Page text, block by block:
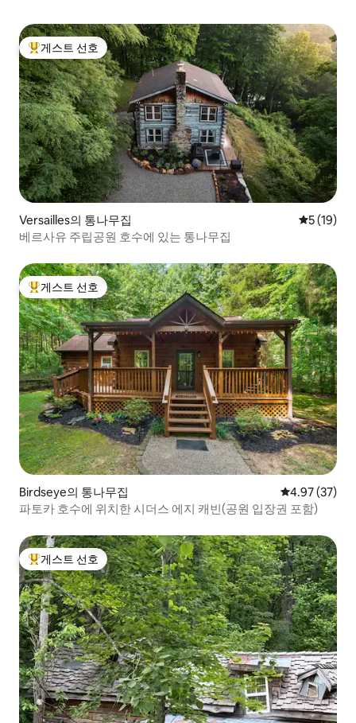
상위 게스트 선호
게스트 선호
Versailles의 통나무집 평점 5점
5 (19)
베르사유 주립공원 호수에 있는 통나무집
상위 게스트 선호
게스트 선호
Birdseye의 통나무집 평점 4.97점(5
4.97 (37)
파토카 호수에 위치한 시더스 에지 캐빈(공원 입장권 포함)
상위 게스트 선호
게스트 선호